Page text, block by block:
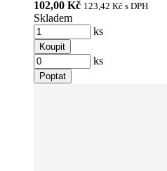
102,00 Kč 123,42 Kč s DPH
Skladem
ks
Koupit
ks
Poptat